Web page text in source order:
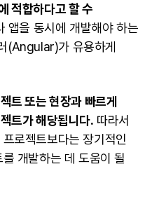
적합하다고 할 수
앱을 동시에 개발해야 하는
(Angular)가 유용하게
트 또는 현장과 빠르게
트가 해당됩니다. 따라서
로젝트보다는 장기적인
개발하는 데 도움이 될